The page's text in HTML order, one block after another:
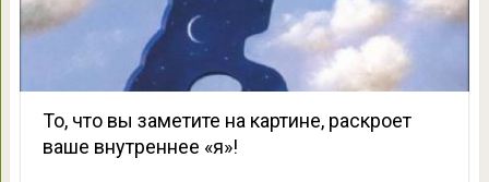
То, что вы заметите на картине, раскроет
ваше внутреннее «я»!